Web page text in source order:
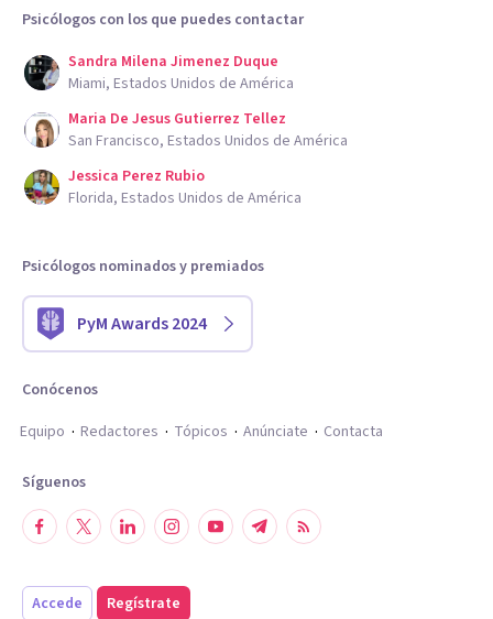
Psicólogos con los que puedes contactar
Sandra Milena Jimenez Duque
Miami, Estados Unidos de América
Maria De Jesus Gutierrez Tellez
San Francisco, Estados Unidos de América
Jessica Perez Rubio
Florida, Estados Unidos de América
Psicólogos nominados y premiados
PyM Awards 2024
Conócenos
Equipo
Redactores Tópicos Anúnciate Contacta
Síguenos
Accede Regístrate